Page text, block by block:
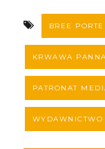
BREE
KRWAWA
PATRONAT